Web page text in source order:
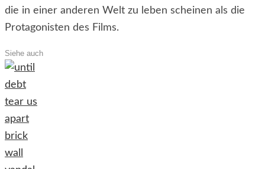
die in einer anderen Welt zu leben scheinen als die
Protagonisten des Films.
Siehe auch